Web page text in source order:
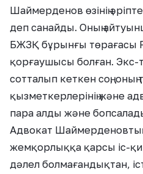
Шаймерденов өзінің
деп санайды. Оның
БЖЗҚ бұрынғы төрағасы
қорғаушысы болған. Экс-
сотталып кеткен соң,
қызметкерлерінің және
пара алды және
Адвокат
жемқорлыққа қарсы іс-
дәлел болмағандықтан,